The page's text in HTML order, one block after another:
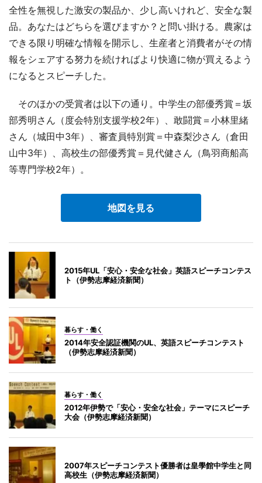
全性を無視した激安の製品か、少し高いけれど、安全な製
品。あなたはどちらを選びますか？と問い掛ける。農家は
できる限り明確な情報を開示し、生産者と消費者がその情
報をシェアする努力を続ければより快適に物が買えるよう
になるとスピーチした。
そのほかの受賞者は以下の通り。中学生の部優秀賞＝坂
部秀明さん（度会特別支援学校2年）、敢闘賞＝小林里緒
さん（城田中3年）、審査員特別賞＝中森梨沙さん（倉田
山中3年）、高校生の部優秀賞＝見代健さん（鳥羽商船高
等専門学校2年）。
地図を見る
2015年UL「安心・安全な社会」英語スピーチコンテス
ト（伊勢志摩経済新聞）
暮らす・働く
2014年安全認証機関のUL、英語スピーチコンテスト
（伊勢志摩経済新聞）
暮らす・働く
2012年伊勢で「安心・安全な社会」テーマにスピーチ
大会（伊勢志摩経済新聞）
2007年スピーチコンテスト優勝者は皇學館中学生と同
高校生（伊勢志摩経済新聞）